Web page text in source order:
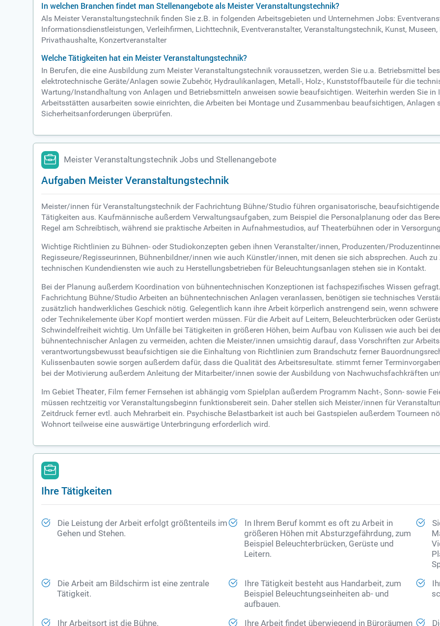
In welchen Branchen findet man Stellenangebote als Meister Veranstaltungstechnik?
Als Meister Veranstaltungstechnik finden Sie z.B. in folgenden Arbeitsgebieten und Unternehmen Jobs:
Informationsdienstleistungen, Verleihfirmen, Lichttechnik, Eventveranstalter, Veranstaltungstechnik, Kunst,
Privathaushalte, Konzertveranstalter
Welche Tätigkeiten hat ein Meister Veranstaltungstechnik?
In Berufen, die eine Ausbildung zum Meister Veranstaltungstechnik voraussetzen, werden Sie u.a. Betriebsmittel
elektrotechnische Geräte/Anlagen sowie Zubehör, Hydraulikanlagen, Metall-, Holz-, Kunststoffbauteile für die
Wartung/Instandhaltung von Anlagen und Betriebsmitteln anweisen sowie beaufsichtigen. Weiterhin werden Sie in
Arbeitsstätten ausarbeiten sowie einrichten, die Arbeiten bei Montage und Zusammenbau beaufsichtigen,
Sicherheitsanforderungen überprüfen.
Meister Veranstaltungstechnik Jobs und Stellenangebote
Aufgaben Meister Veranstaltungstechnik
Meister/innen für Veranstaltungstechnik der Fachrichtung Bühne/Studio führen organisatorische,
Tätigkeiten aus. Kaufmännische außerdem Verwaltungsaufgaben, zum Beispiel die Personalplanung oder das
Regel am Schreibtisch, während sie praktische Arbeiten in Aufnahmestudios, auf Theaterbühnen oder in
Wichtige Richtlinien zu Bühnen- oder Studiokonzepten geben ihnen Veranstalter/innen, Produzenten/
Regisseure/Regisseurinnen, Bühnenbildner/innen wie auch Künstler/innen, mit denen sie sich absprechen. Auch
technischen Kundendiensten wie auch zu Herstellungsbetrieben für Beleuchtungsanlagen stehen sie in Kontakt.
Bei der Planung außerdem Koordination von bühnentechnischen Konzeptionen ist fachspezifisches Wissen
Fachrichtung Bühne/Studio Arbeiten an bühnentechnischen Anlagen veranlassen, benötigen sie technisches
zusätzlich handwerkliches Geschick nötig. Gelegentlich kann ihre Arbeit körperlich anstrengend sein, wenn
oder Technikelemente über Kopf montiert werden müssen. Für die Arbeit auf Leitern, Beleuchterbrücken oder
Schwindelfreiheit wichtig. Um Unfälle bei Tätigkeiten in größeren Höhen, beim Aufbau von Kulissen wie auch bei
bühnentechnischer Anlagen zu vermeiden, achten die Meister/innen umsichtig darauf, dass Vorschriften zur
verantwortungsbewusst beaufsichtigen sie die Einhaltung von Richtlinien zum Brandschutz ferner
Kulissenbauten sowie sorgen außerdem dafür, dass die Qualität des Arbeitsresultate. stimmt ferner
bei der Motivierung außerdem Anleitung der Mitarbeiter/innen sowie der Ausbildung von Nachwuchsfachkräften
Im GebietTheater, Film ferner Fernsehen ist abhängig vom Spielplan außerdem Programm Nacht-, Sonn- sowie
müssen rechtzeitig vor Veranstaltungsbeginn funktionsbereit sein. Daher stellen sich Meister/innen für
Zeitdruck ferner evtl. auch Mehrarbeit ein. Psychische Belastbarkeit ist auch bei Gastspielen außerdem Tourneen
Wohnort teilweise eine auswärtige Unterbringung erforderlich wird.
Ihre Tätigkeiten
Die Leistung der Arbeit erfolgt größtenteils im
Gehen und Stehen.
In Ihrem Beruf kommt es oft zu Arbeit in
größeren Höhen mit Absturzgefährdung, zum
Beispiel Beleuchterbrücken, Gerüste und
Leitern.
Die Arbeit am Bildschirm ist eine zentrale
Tätigkeit.
Ihre Tätigkeit besteht aus Handarbeit, zum
Beispiel Beleuchtungseinheiten ab- und
aufbauen.
Ihr Arbeitsort ist die Bühne. Ihre Arbeit findet überwiegend in Büroräumen